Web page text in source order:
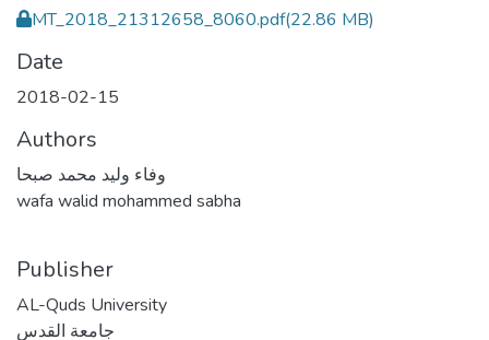
MT_2018_21312658_8060.pdf(22.86 MB)
Date
2018-02-15
Authors
وفاء وليد محمد صبحا
wafa walid mohammed sabha
Publisher
AL-Quds University
جامعة القدس